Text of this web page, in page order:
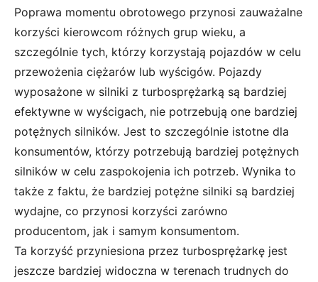
Poprawa momentu obrotowego przynosi zauważalne
korzyści kierowcom różnych grup wieku, a
szczególnie tych, którzy korzystają pojazdów w celu
przewożenia ciężarów lub wyścigów. Pojazdy
wyposażone w silniki z turbosprężarką są bardziej
efektywne w wyścigach, nie potrzebują one bardziej
potężnych silników. Jest to szczególnie istotne dla
konsumentów, którzy potrzebują bardziej potężnych
silników w celu zaspokojenia ich potrzeb. Wynika to
także z faktu, że bardziej potężne silniki są bardziej
wydajne, co przynosi korzyści zarówno
producentom, jak i samym konsumentom.
Ta korzyść przyniesiona przez turbosprężarkę jest
jeszcze bardziej widoczna w terenach trudnych do